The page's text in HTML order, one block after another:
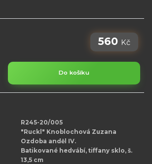
560 Kč
Do košíku
R245-20/005
"Ruckl" Knoblochová Zuzana
Ozdoba anděl IV.
Batikované hedvábí, tiffany sklo, š.
13,5 cm